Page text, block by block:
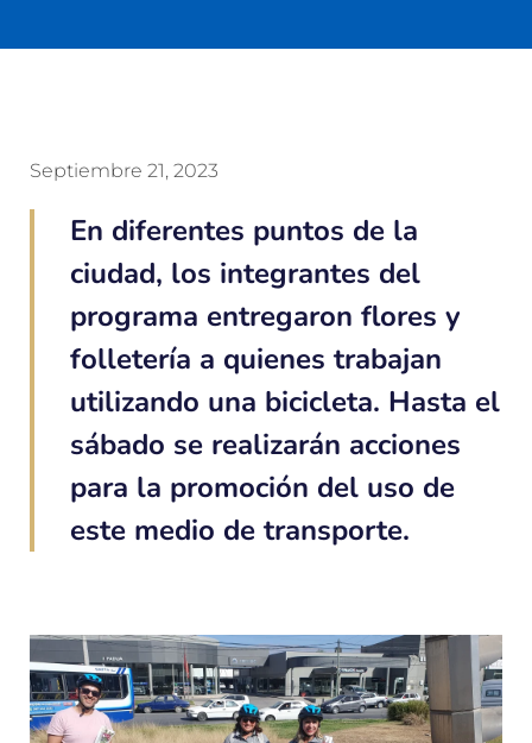
Septiembre 21, 2023
En diferentes puntos de la
ciudad, los integrantes del
programa entregaron flores y
folletería a quienes trabajan
utilizando una bicicleta. Hasta el
sábado se realizarán acciones
para la promoción del uso de
este medio de transporte.